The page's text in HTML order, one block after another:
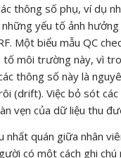
thông số phụ, ví dụ
yếu tố ảnh
Một biểu mẫu QC
tố môi trường này, vì
thông số này là
(drift). Việc bỏ sót các
vẹn của dữ liệu thu
nhất quán giữa nhân
có một cách ghi chú